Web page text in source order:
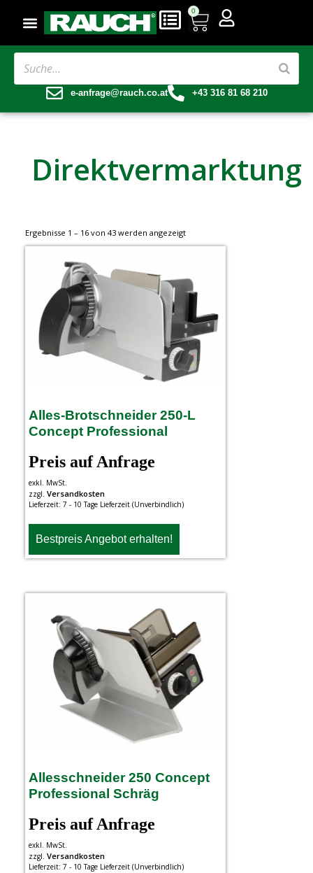
0
e-anfrage@rauch.co.at +43 316 81 68 210
Direktvermarktung
Ergebnisse 1 – 16 von 43 werden angezeigt
Alles-Brotschneider 250-L
Concept Professional
Preis auf Anfrage
exkl. MwSt.
zzgl. Versandkosten
Lieferzeit: 7 - 10 Tage Lieferzeit (Unverbindlich)
Bestpreis Angebot erhalten!
Allesschneider 250 Concept
Professional Schräg
Preis auf Anfrage
exkl. MwSt.
zzgl. Versandkosten
Lieferzeit: 7 - 10 Tage Lieferzeit (Unverbindlich)